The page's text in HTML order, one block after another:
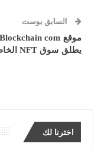
السابق بوست
موقع Blockchain com
يطلق سوق NFT الخاص به
اخترنا لك